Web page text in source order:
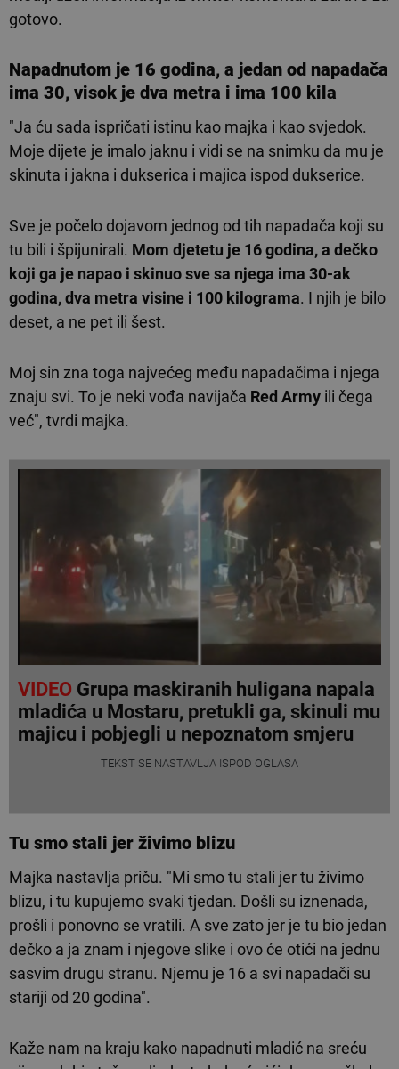
gotovo.
Napadnutom je 16 godina, a jedan od napadača
ima 30, visok je dva metra i ima 100 kila
"Ja ću sada ispričati istinu kao majka i kao svjedok.
Moje dijete je imalo jaknu i vidi se na snimku da mu je
skinuta i jakna i dukserica i majica ispod dukserice.
Sve je počelo dojavom jednog od tih napadača koji su
tu bili i špijunirali. Mom djetetu je 16 godina, a dečko
koji ga je napao i skinuo sve sa njega ima 30-ak
godina, dva metra visine i 100 kilograma. I njih je bilo
deset, a ne pet ili šest.
Moj sin zna toga najvećeg među napadačima i njega
znaju svi. To je neki vođa navijača Red Army ili čega
već", tvrdi majka.
VIDEOGrupa maskiranih huligana napala
mladića u Mostaru, pretukli ga, skinuli mu
majicu i pobjegli u nepoznatom smjeru
TEKST SE NASTAVLJA ISPOD OGLASA
Tu smo stali jer živimo blizu
Majka nastavlja priču. "Mi smo tu stali jer tu živimo
blizu, i tu kupujemo svaki tjedan. Došli su iznenada,
prošli i ponovno se vratili. A sve zato jer je tu bio jedan
dečko a ja znam i njegove slike i ovo će otići na jednu
sasvim drugu stranu. Njemu je 16 a svi napadači su
stariji od 20 godina".
Kaže nam na kraju kako napadnuti mladić na sreću